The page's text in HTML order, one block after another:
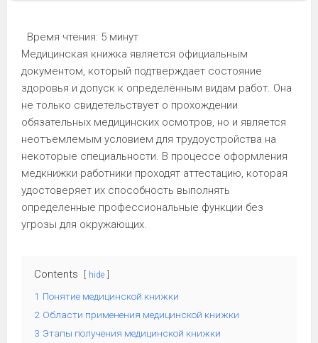
Время чтения: 5 минут
Медицинская книжка является официальным
документом, который подтверждает состояние
здоровья и допуск к определённым видам работ. Она
не только свидетельствует о прохождении
обязательных медицинских осмотров, но и является
неотъемлемым условием для трудоустройства на
некоторые специальности. В процессе оформления
медкнижки работники проходят аттестацию, которая
удостоверяет их способность выполнять
определенные профессиональные функции без
угрозы для окружающих.
Contents hide
1 Понятие медицинской книжки
2 Области применения медицинской книжки
3 Этапы получения медицинской книжки